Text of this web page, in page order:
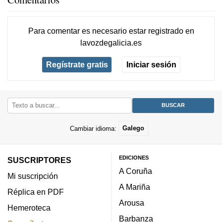
Para comentar es necesario estar registradoen
lavozdegalicia.es
Regístrate gratis Iniciar sesión
Cambiar idioma: Galego
SUSCRIPTORES
Mi suscripción
Réplica en PDF
Hemeroteca
EDICIONES
A Coruña
A Mariña
Arousa
Barbanza